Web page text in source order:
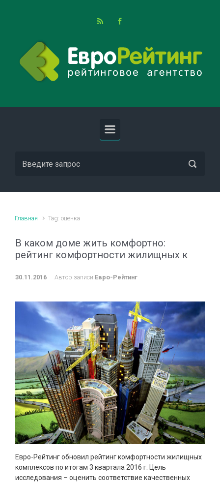
Главная Tag: оценка
В каком доме жить комфортно:
рейтинг комфортности жилищных к
30.11.2016 Автор записи Евро-Рейтинг
Евро-Рейтинг обновил рейтинг комфортности жилищных
комплексов по итогам 3 квартала 2016 г. Цель
исследования – оценить соответствие качественных